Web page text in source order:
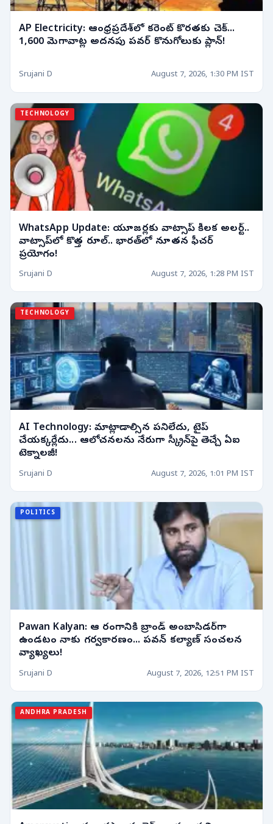
AP Electricity: ఆంధ్రప్రదేశ్‌లో కరెంట్ కొరతకు చెక్...
1,600 మెగావాట్ల అదనపు పవర్ కొనుగోలుకు ప్లాన్!
Srujani D August 7, 2026, 1:30 PM IST
TECHNOLOGY
WhatsApp Update: యూజర్లకు వాట్సాప్ కీలక అలర్ట్..
వాట్సాప్‌లో కొత్త రూల్‌.. భారత్‌లో నూతన ఫీచర్
ప్రయోగం!
Srujani D August 7, 2026, 1:28 PM IST
TECHNOLOGY
AI Technology: మాట్లాడాల్సిన పనిలేదు, టైప్
చేయక్కర్లేదు... ఆలోచనలను నేరుగా స్క్రీన్‌పై తెచ్చే ఏఐ
టెక్నాలజీ!
Srujani D August 7, 2026, 1:01 PM IST
POLITICS
Pawan Kalyan: ఆ రంగానికి బ్రాండ్ అంబాసిడర్‌గా
ఉండటం నాకు గర్వకారణం... పవన్ కల్యాణ్ సంచలన
వ్యాఖ్యలు!
Srujani D August 7, 2026, 12:51 PM IST
ANDHRA PRADESH